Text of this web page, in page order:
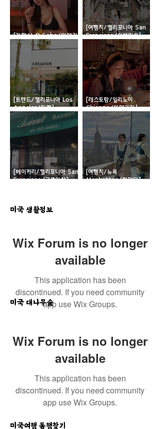
전문가 Q&A
생활 꿀팁, 정보공
유
[카페/뉴욕 Soho/아메리
칸] Ruby's Cafe
[여행지/캘리포니아 San
Francisco/이색마을]
Normandy Village
[트렌드/캘리포니아 Los
Angeles/마켓]
Erewhon
[레스토랑/일리노이
Chicago/아메리칸]
Ciccio Mio
[베이커리/캘리포니아 San
Francisco/크루아상]
[여행지/뉴욕
Manhattan/전망대]
미국 생활정보
Wix Forum is no longer
available
This application has been
discontinued. If you need community
app use Wix Groups.
미국 대나무숲
Wix Forum is no longer
available
This application has been
discontinued. If you need community
app use Wix Groups.
미국여행 동행찾기